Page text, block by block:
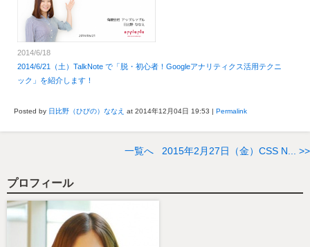
2014/6/18
2014/6/21（土）TalkNote で「脱・初心者！Googleアナリティクス活用テクニ
ック」を紹介します！
Posted by 日比野（ひびの）ななえ at 2014年12月04日 19:53 Permalink
一覧へ 2015年2月27日（金）CSS N... >>
プロフィール